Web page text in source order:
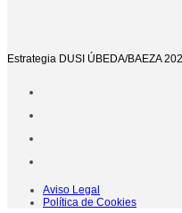
Estrategia DUSI ÚBEDA/BAEZA
Aviso Legal
Política de Cookies